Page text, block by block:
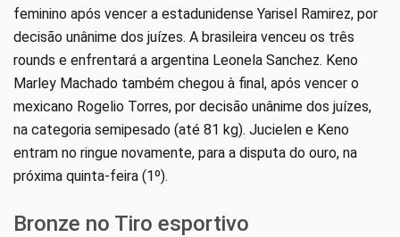
feminino após vencer a estadunidense Yarisel Ramirez, por
decisão unânime dos juízes. A brasileira venceu os três
rounds e enfrentará a argentina Leonela Sanchez. Keno
Marley Machado também chegou à final, após vencer o
mexicano Rogelio Torres, por decisão unânime dos juízes,
na categoria semipesado (até 81 kg). Jucielen e Keno
entram no ringue novamente, para a disputa do ouro, na
próxima quinta-feira (1º).
Bronze no Tiro esportivo